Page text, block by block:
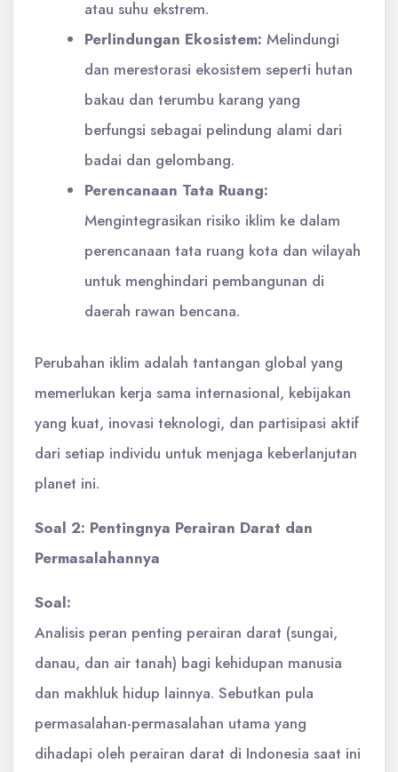
atau suhu ekstrem.
Perlindungan Ekosistem: Melindungi
dan merestorasi ekosistem seperti hutan
bakau dan terumbu karang yang
berfungsi sebagai pelindung alami dari
badai dan gelombang.
Perencanaan Tata Ruang:
Mengintegrasikan risiko iklim ke dalam
perencanaan tata ruang kota dan wilayah
untuk menghindari pembangunan di
daerah rawan bencana.
Perubahan iklim adalah tantangan global yang
memerlukan kerja sama internasional, kebijakan
yang kuat, inovasi teknologi, dan partisipasi aktif
dari setiap individu untuk menjaga keberlanjutan
planet ini.
Soal 2: Pentingnya Perairan Darat dan
Permasalahannya
Soal:
Analisis peran penting perairan darat (sungai,
danau, dan air tanah) bagi kehidupan manusia
dan makhluk hidup lainnya. Sebutkan pula
permasalahan-permasalahan utama yang
dihadapi oleh perairan darat di Indonesia saat ini